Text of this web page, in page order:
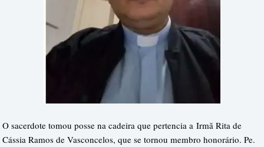
O sacerdote tomou posse na cadeira que pertencia aIrmã Rita de
Cássia Ramos de Vasconcelos, que se tornou membro honorário. Pe.